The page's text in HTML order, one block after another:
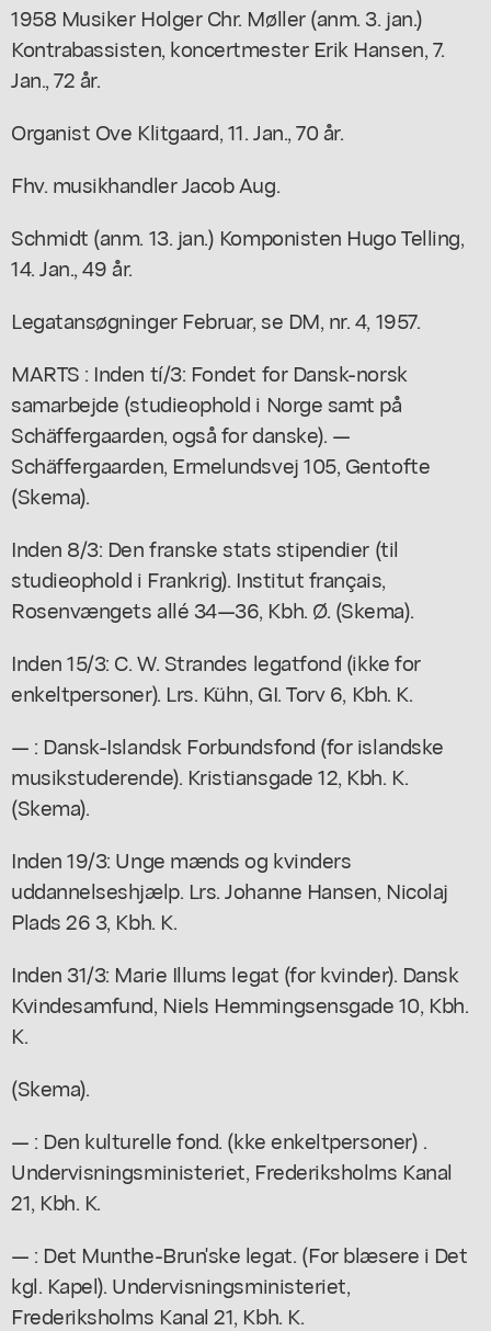
1958 Musiker Holger Chr. Møller (anm. 3. jan.)
Kontrabassisten, koncertmester Erik Hansen, 7.
Jan., 72 år.
Organist Ove Klitgaard, 11. Jan., 70 år.
Fhv. musikhandler Jacob Aug.
Schmidt (anm. 13. jan.) Komponisten Hugo Telling,
14. Jan., 49 år.
Legatansøgninger Februar, se DM, nr. 4, 1957.
MARTS : Inden tí/3: Fondet for Dansk-norsk
samarbejde (studieophold i Norge samt på
Schäffergaarden, også for danske). —
Schäffergaarden, Ermelundsvej 105, Gentofte
(Skema).
Inden 8/3: Den franske stats stipendier (til
studieophold i Frankrig). Institut français,
Rosenvængets allé 34—36, Kbh. Ø. (Skema).
Inden 15/3: C. W. Strandes legatfond (ikke for
enkeltpersoner). Lrs. Kühn, GI. Torv 6, Kbh. K.
— : Dansk-Islandsk Forbundsfond (for islandske
musikstuderende). Kristiansgade 12, Kbh. K.
(Skema).
Inden 19/3: Unge mænds og kvinders
uddannelseshjælp. Lrs. Johanne Hansen, Nicolaj
Plads 26 3, Kbh. K.
Inden 31/3: Marie Illums legat (for kvinder). Dansk
Kvindesamfund, Niels Hemmingsensgade 10, Kbh.
K.
(Skema).
— : Den kulturelle fond. (kke enkeltpersoner) .
Undervisningsministeriet, Frederiksholms Kanal
21, Kbh. K.
— : Det Munthe-Brun'ske legat. (For blæsere i Det
kgl. Kapel). Undervisningsministeriet,
Frederiksholms Kanal 21, Kbh. K.